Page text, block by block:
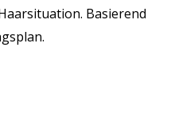
Basierend